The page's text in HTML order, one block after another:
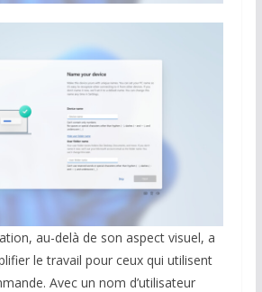
au-delà de son aspect visuel, a
le travail pour ceux qui utilisent
Avec un nom d’utilisateur